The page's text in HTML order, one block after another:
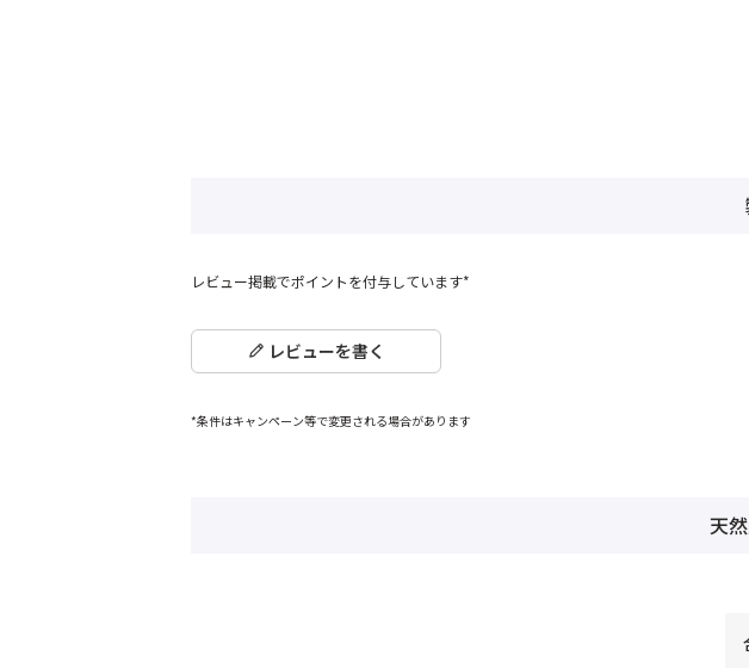
レビュー掲載でポイントを付与しています*
レビューを書く
*条件はキャンペーン等で変更される場合があります
天